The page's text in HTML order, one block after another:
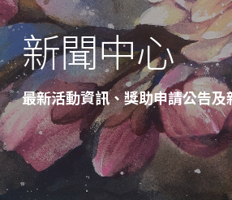
新聞中心
最新活動資訊、獎助申請公告及